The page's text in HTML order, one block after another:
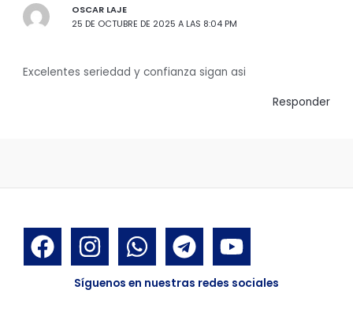
OSCAR LAJE
25 DE OCTUBRE DE 2025 A LAS 8:04 PM
Excelentes seriedad y confianza sigan asi
Responder
Síguenos en nuestras redes sociales